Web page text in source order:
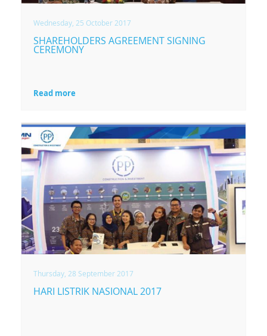
Wednesday, 25 October 2017
SHAREHOLDERS AGREEMENT SIGNING
CEREMONY
Read more
Thursday, 28 September 2017
HARI LISTRIK NASIONAL 2017